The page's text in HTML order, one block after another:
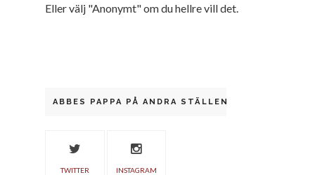
Eller välj "Anonymt" om du hellre vill det.
ABBES PAPPA PÅ ANDRA STÄLLEN
TWITTER INSTAGRAM